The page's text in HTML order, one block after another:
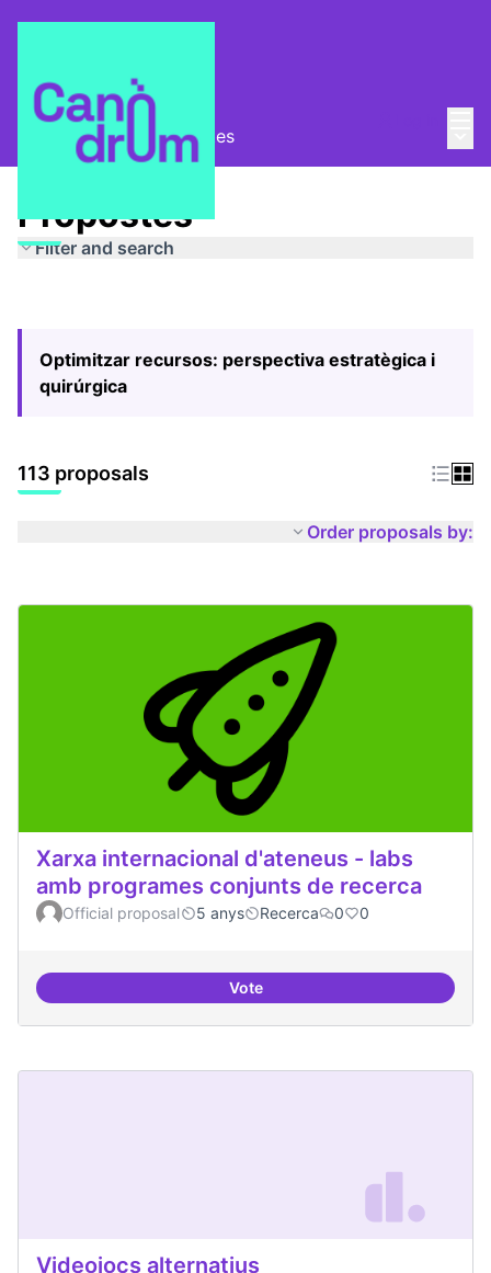
Pla Estratègic Propostes
Propostes
Filter and search
Optimitzar recursos: perspectiva estratègica i
quirúrgica
113 proposals
Order proposals by:
Xarxa internacional d'ateneus - labs
amb programes conjunts de recerca
Official proposal 5 anys Recerca 0 0
VoteXarxa internacional d'ateneus -
Videojocs alternatius